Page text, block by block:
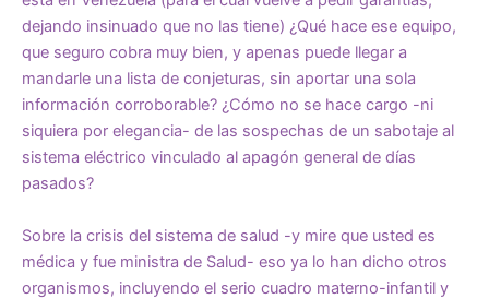
dejando insinuado que no las tiene) ¿Qué hace ese equipo,
que seguro cobra muy bien, y apenas puede llegar a
mandarle una lista de conjeturas, sin aportar una sola
información corroborable? ¿Cómo no se hace cargo -ni
siquiera por elegancia- de las sospechas de un sabotaje al
sistema eléctrico vinculado al apagón general de días
pasados?
Sobre la crisis del sistema de salud -y mire que usted es
médica y fue ministra de Salud- eso ya lo han dicho otros
organismos, incluyendo el serio cuadro materno-infantil y